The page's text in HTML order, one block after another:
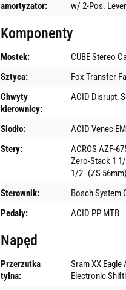
amortyzator:
w/ 2-Pos. Lever
Komponenty
Mostek:
CUBE Stereo
Sztyca:
Fox Transfer
Chwyty
kierownicy:
ACID Disrupt,
Siodło:
ACID Venec
Stery:
ACROS AZF-
Zero-Stack 1
1/2" (ZS
Sterownik:
Bosch System
Pedały:
ACID PP MTB
Napęd
Przerzutka
tylna:
Sram XX Eagle
Electronic